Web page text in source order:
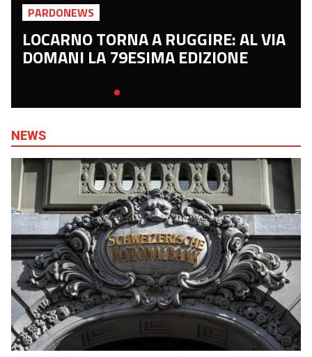
PARDONEWS
LOCARNO TORNA A RUGGIRE: AL VIA
DOMANI LA 79ESIMA EDIZIONE
NEWS